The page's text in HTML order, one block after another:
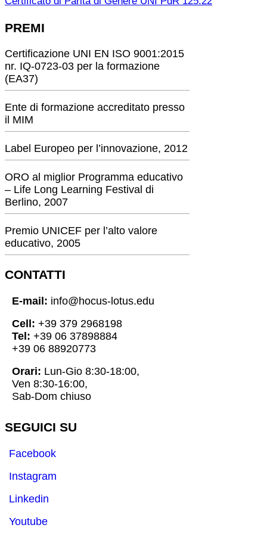
PREMI
Certificazione UNI EN ISO 9001:2015
nr. IQ-0723-03 per la formazione
(EA37)
Ente di formazione accreditato presso
il MIM
Label Europeo per l’innovazione, 2012
ORO al miglior Programma educativo
– Life Long Learning Festival di
Berlino, 2007
Premio UNICEF per l’alto valore
educativo, 2005
CONTATTI
E-mail: info@hocus-lotus.edu
Cell: +39 379 2968198
Tel: +39 06 37898884
+39 06 88920773
Orari: Lun-Gio 8:30-18:00,
Ven 8:30-16:00,
Sab-Dom chiuso
SEGUICI SU
Facebook
Instagram
Linkedin
Youtube